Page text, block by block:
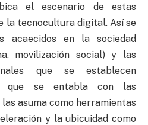
el escenario de estas
la tecnocultura digital. Así se
acaecidos en la sociedad
movilización social) y las
que se establecen
que se entabla con las
asuma como herramientas
y la ubicuidad como